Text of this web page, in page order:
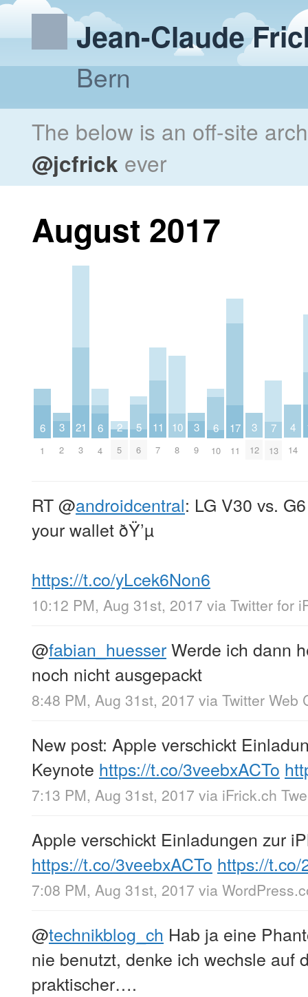
Jean-Claude
Bern
The below is an off-site
@jcfrick ever
August 2017
6
1
3
2
21
3
6
4
2
5
5
6
11
7
10
8
3
9
6
10
17
11
3
12
7
13
4
14
RT@androidcentral: LG V30 vs.
your wallet ðŸ’µ
https://t.co/yLcek6Non6
10:12 PM, Aug 31st, 2017 via Twitter for
@fabian_huesserWerde ich dann
noch nicht ausgepackt
8:48 PM, Aug 31st, 2017 via Twitter Web
New post: Apple verschickt
Keynote https://t.co/3veebxACTo
7:13 PM, Aug 31st, 2017 via iFrick.ch
Apple verschickt Einladungen zur
https://t.co/3veebxACTo https://t.co/
7:08 PM, Aug 31st, 2017 via
@technikblog_ch Hab ja eine
nie benutzt, denke ich wechsle auf
praktischer….